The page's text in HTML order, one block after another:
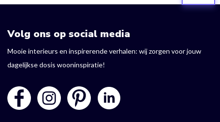
Volg ons op social media
Mooie interieurs en inspirerende verhalen: wij zorgen voor jouw
dagelijkse dosis wooninspiratie!